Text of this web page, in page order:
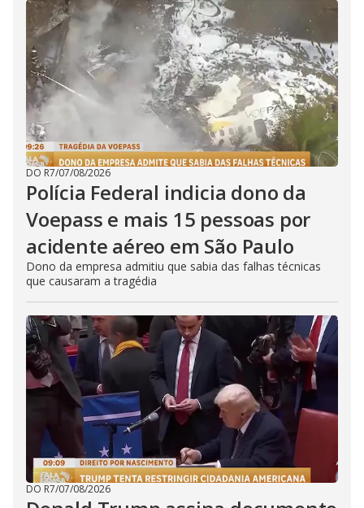
DO R7/07/08/2026
Polícia Federal indicia dono da
Voepass e mais 15 pessoas por
acidente aéreo em São Paulo
Dono da empresa admitiu que sabia das falhas técnicas
que causaram a tragédia
DO R7/07/08/2026